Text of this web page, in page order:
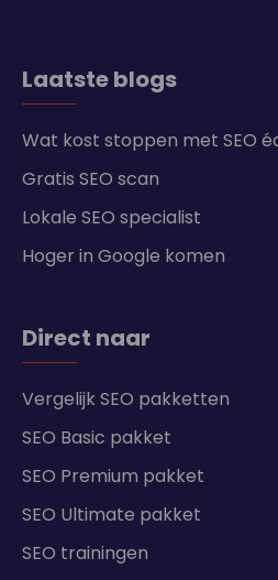
Laatste blogs
Wat kost stoppen met SEO
Gratis SEO scan
Lokale SEO specialist
Hoger in Google komen
Direct naar
Vergelijk SEO pakketten
SEO Basic pakket
SEO Premium pakket
SEO Ultimate pakket
SEO trainingen